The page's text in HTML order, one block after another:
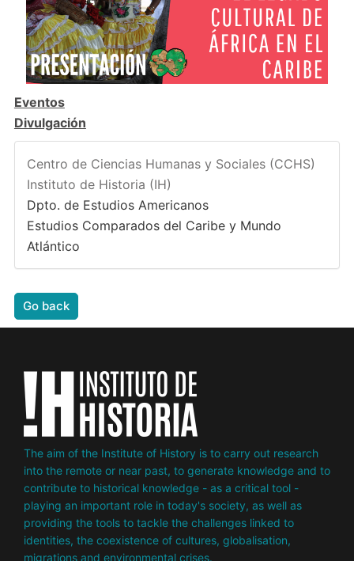
Eventos
Divulgación
Centro de Ciencias Humanas y Sociales (CCHS)
Instituto de Historia (IH)
Dpto. de Estudios Americanos
Estudios Comparados del Caribe y Mundo
Atlántico
Go back
The aim of the Institute of History is to carry out research
into the remote or near past, to generate knowledge and to
contribute to historical knowledge - as a critical tool -
playing an important role in today's society, as well as
providing the tools to tackle the challenges linked to
identities, the coexistence of cultures, globalisation,
migrations and environmental crises.